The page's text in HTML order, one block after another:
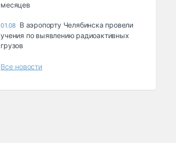
месяцев
01.08 В аэропорту Челябинска провели
учения по выявлению радиоактивных
грузов
Все новости